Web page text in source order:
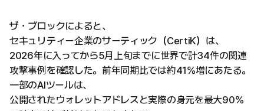
ザ・ブロックによると、
セキュリティー企業のサーティック（CertiK）は、
2026年に入ってから5月上旬までに世界で計34件の関連
攻撃事例を確認した。前年同期比では約41%増にあたる。
一部のAIツールは、
公開されたウォレットアドレスと実際の身元を最大90%